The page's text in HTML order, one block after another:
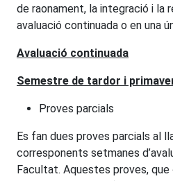
de raonament, la integració i la
avaluació continuada o en una
Avaluació continuada
Semestre de tardor i
Proves parcials
Es fan dues proves parcials al
corresponents setmanes
Facultat. Aquestes proves, que